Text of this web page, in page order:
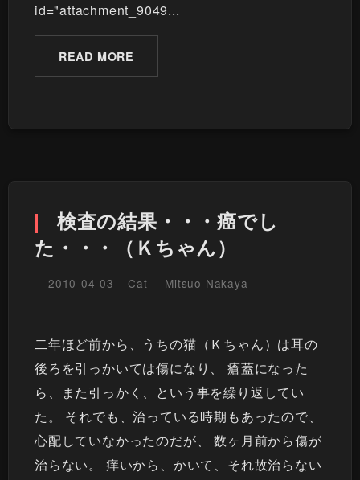
id="attachment_9049...
READ MORE
検査の結果・・・癌でし
た・・・（Ｋちゃん）
2010-04-03 Cat Mitsuo Nakaya
二年ほど前から、うちの猫（Ｋちゃん）は耳の
後ろを引っかいては傷になり、 瘡蓋になった
ら、また引っかく、という事を繰り返してい
た。 それでも、治っている時期もあったので、
心配していなかったのだが、 数ヶ月前から傷が
治らない。 痒いから、かいて、それ故治らない